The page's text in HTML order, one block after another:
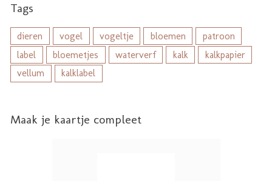
Tags
dieren vogel vogeltje bloemen
patroon
label
bloemetjes waterverf kalk
kalkpapier
vellum
kalklabel
Maak je kaartje compleet